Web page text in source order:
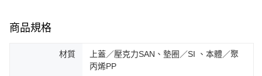
商品規格
材質
上蓋／壓克力SAN、墊圈／SI 、本體／聚
丙烯PP